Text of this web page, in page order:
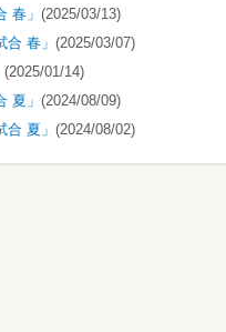
春」 (2025/03/13)
春」 (2025/03/07)
(2025/01/14)
夏」 (2024/08/09)
夏」 (2024/08/02)